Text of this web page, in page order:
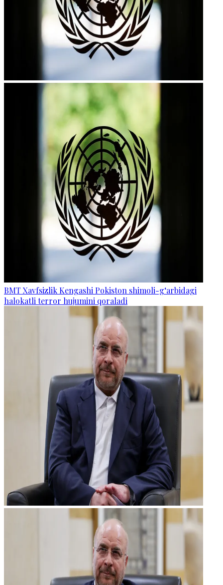
BMT Xavfsizlik Kengashi Pokiston shimoli-g‘arbidagi
halokatli terror hujumini qoraladi